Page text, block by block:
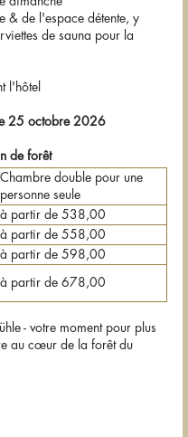
& de l'espace détente, y
de sauna pour la
l'hôtel
25 octobre 2026
de forêt
Chambre double pour une
personne seule
à partir de 538,00
à partir de 558,00
à partir de 598,00
à partir de 678,00
- votre moment pour plus
au cœur de la forêt du